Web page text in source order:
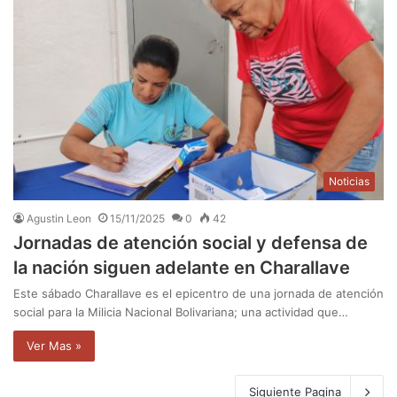
Noticias
Agustin Leon 15/11/2025 0 42
Jornadas de atención social y defensa de
la nación siguen adelante en Charallave
Este sábado Charallave es el epicentro de una jornada de atención
social para la Milicia Nacional Bolivariana; una actividad que…
Ver Mas »
Siguiente Pagina